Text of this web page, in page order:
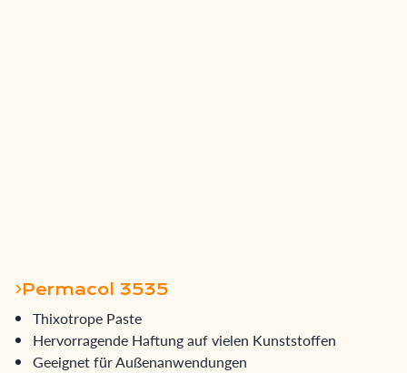
Permacol 3535
Thixotrope Paste
Hervorragende Haftung auf vielen Kunststoffen
Geeignet für Außenanwendungen